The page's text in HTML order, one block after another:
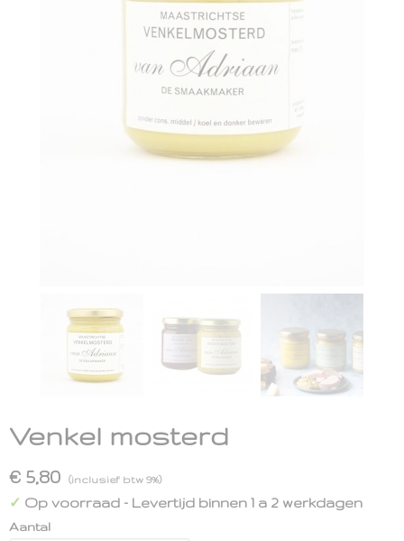
Venkel mosterd
€ 5,80 (inclusief btw 9%)
✓ Op voorraad - Levertijd binnen 1 a 2 werkdagen
Aantal